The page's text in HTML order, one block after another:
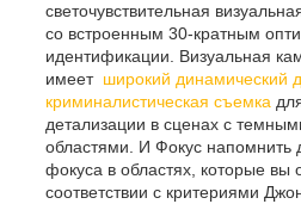
светочувствительная
со встроенным 30-кратным
идентификации. Визуальная
имеет широкий динамический
криминалистическая съемка
детализации в сценах с
областями. И Фокус напомнить
фокуса в областях, которые вы
соответствии с критериями